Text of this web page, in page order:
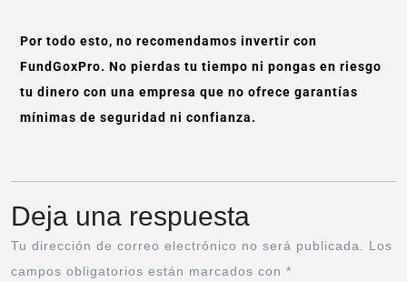
Por todo esto, no recomendamos invertir con
FundGoxPro. No pierdas tu tiempo ni pongas en riesgo
tu dinero con una empresa que no ofrece garantías
mínimas de seguridad ni confianza.
Deja una respuesta
Tu dirección de correo electrónico no será publicada.
Los
campos obligatorios están marcados con *